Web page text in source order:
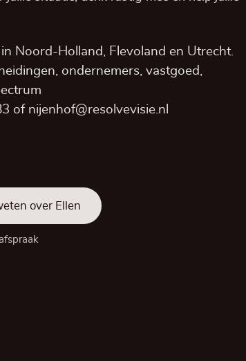
Noord-Holland, Flevoland en Utrecht
ondernemers, vastgoed,
of nijenhof@resolvevisie.nl
over Ellen